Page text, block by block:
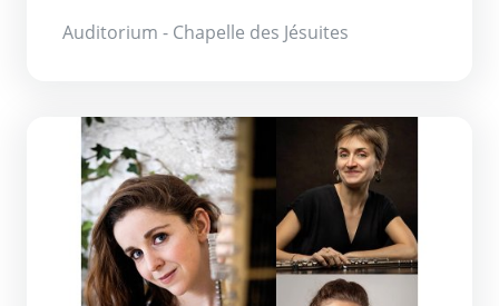
Auditorium - Chapelle des Jésuites
Trio Héritage